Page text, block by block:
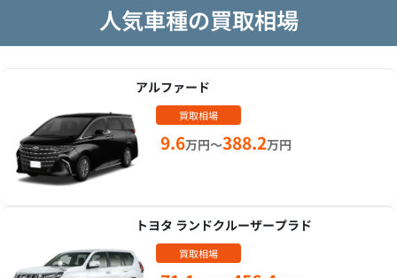
人気車種の買取相場
アルファード
買取相場
9.6万円～388.2万円
トヨタ ランドクルーザープラド
買取相場